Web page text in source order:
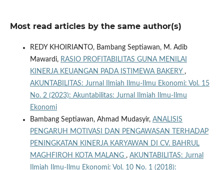
Most read articles by the same author(s)
REDY KHOIRIANTO, Bambang Septiawan, M. Adib
Mawardi, RASIO PROFITABILITAS GUNA MENILAI
KINERJA KEUANGAN PADA ISTIMEWA BAKERY ,
AKUNTABILITAS: Jurnal Ilmiah Ilmu-Ilmu Ekonomi: Vol. 15
No. 2 (2023): Akuntabilitas: Jurnal Ilmiah Ilmu-Ilmu
Ekonomi
Bambang Septiawan, Ahmad Mudasyir, ANALISIS
PENGARUH MOTIVASI DAN PENGAWASAN TERHADAP
PENINGKATAN KINERJA KARYAWAN DI CV. BAHRUL
MAGHFIROH KOTA MALANG , AKUNTABILITAS: Jurnal
Ilmiah Ilmu-Ilmu Ekonomi: Vol. 10 No. 1 (2018):